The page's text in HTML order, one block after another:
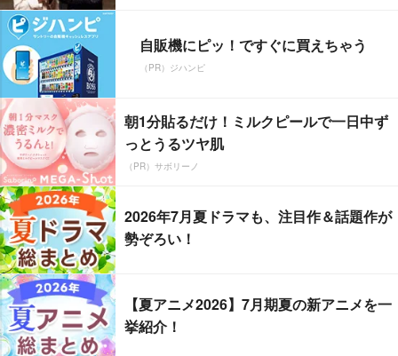
自販機にピッ！ですぐに買えちゃう
（PR）ジハンピ
朝1分貼るだけ！ミルクピールで一日中ず
っとうるツヤ肌
（PR）サボリーノ
2026年7月夏ドラマも、注目作＆話題作が
勢ぞろい！
【夏アニメ2026】7月期夏の新アニメを一
挙紹介！